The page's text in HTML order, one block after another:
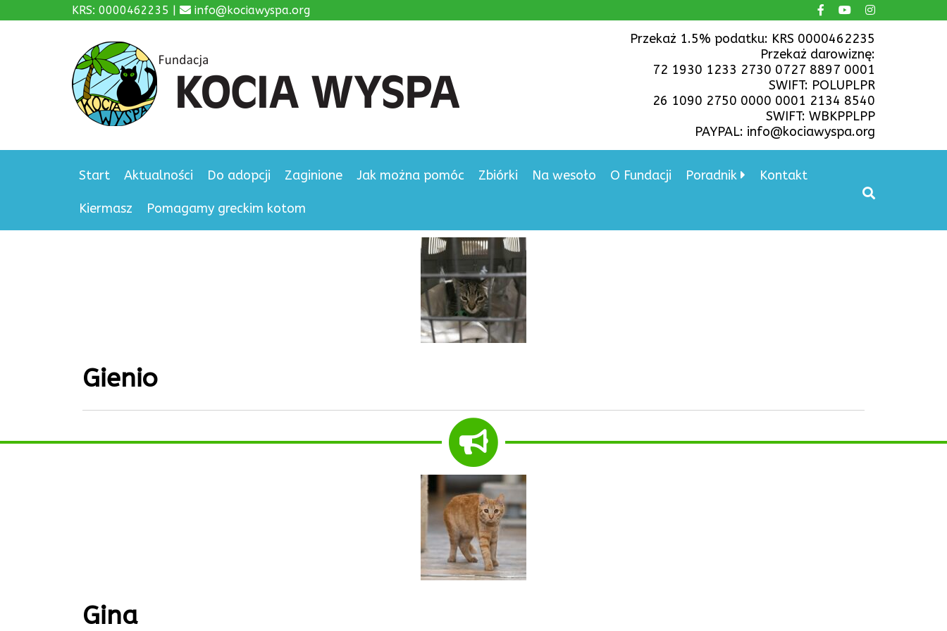
KRS: 0000462235 | info@kociawyspa.org
Przekaż 1.5% podatku: KRS 0000462235
Przekaż darowiznę:
72 1930 1233 2730 0727 8897 0001
SWIFT: POLUPLPR
26 1090 2750 0000 0001 2134 8540
SWIFT: WBKPPLPP
PAYPAL: info@kociawyspa.org
Start Aktualności Do adopcji Zaginione Jak można pomóc Zbiórki Na wesoło O Fundacji Poradnik Kontakt
Kiermasz Pomagamy greckim kotom
Gienio
Gina